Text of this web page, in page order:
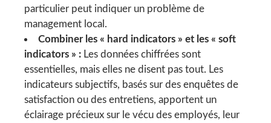
particulier peut indiquer un problème de
management local.
Combiner les « hard indicators » et les « soft
indicators » : Les données chiffrées sont
essentielles, mais elles ne disent pas tout. Les
indicateurs subjectifs, basés sur des enquêtes de
satisfaction ou des entretiens, apportent un
éclairage précieux sur le vécu des employés, leur